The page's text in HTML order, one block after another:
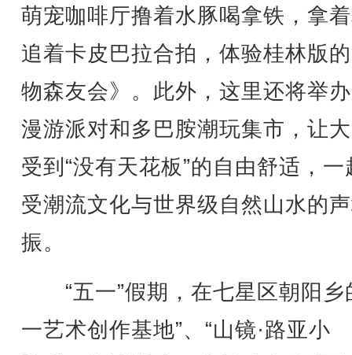
萌宠咖啡厅撸着水豚喝拿铁，拿
追着卡皮巴拉合拍，体验桂林版
物森友会》。此外，这里还将举
漫游派对和多巴胺潮玩集市，让
受到“没有天花板”的自由舒适，一
受潮流文化与世界级自然山水的
振。
“五一”假期，在七星区朝阳乡
一艺术创作基地”、“山镜·路亚小